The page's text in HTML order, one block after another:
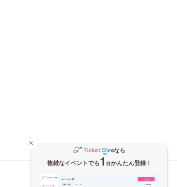
なら
複雑なイベントでも1 分かんたん登録！